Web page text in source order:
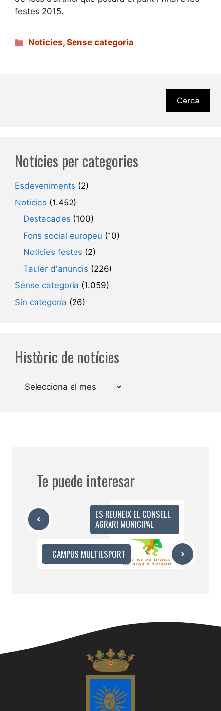
festes 2015.
Categories
Noticies,Sense categoria
Cerca
Notícies per categories
Esdeveniments (2)
Noticies (1.452)
Destacades (100)
Fons social europeu (10)
Noticies festes (2)
Tauler d'anuncis (226)
Sense categoria (1.059)
Sin categoría (26)
Històric de notícies
Arxius
Te puede interesar
ES REUNEIX EL CONSELL
AGRARI MUNICIPAL
CAMPUS MULTIESPORT